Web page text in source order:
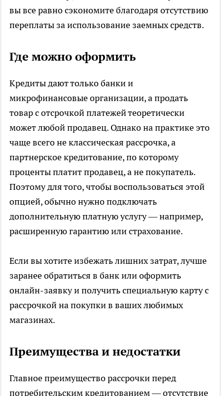
вы все равно сэкономите благодаря отсутствию
переплаты за использование заемных средств.
Где можно оформить
Кредиты дают только банки и
микрофинансовые организации, а продать
товар с отсрочкой платежей теоретически
может любой продавец. Однако на практике это
чаще всего не классическая рассрочка, а
партнерское кредитование, по которому
проценты платит продавец, а не покупатель.
Поэтому для того, чтобы воспользоваться этой
опцией, обычно нужно подключать
дополнительную платную услугу — например,
расширенную гарантию или страхование.
Если вы хотите избежать лишних затрат, лучше
заранее обратиться в банк или оформить
онлайн-заявку и получить специальную карту с
рассрочкой на покупки в ваших любимых
магазинах.
Преимущества и недостатки
Главное преимущество рассрочки перед
потребительским кредитованием — отсутствие